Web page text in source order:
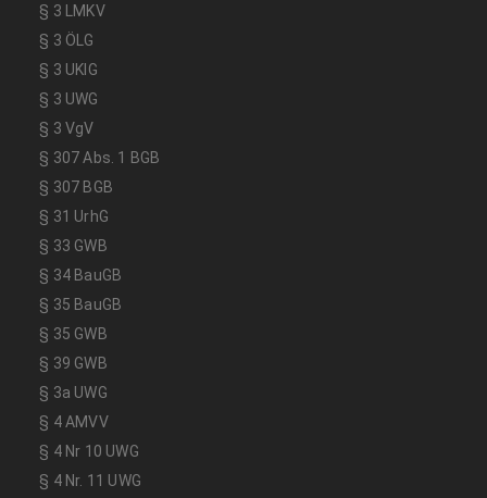
§ 3 LMKV
§ 3 ÖLG
§ 3 UKlG
§ 3 UWG
§ 3 VgV
§ 307 Abs. 1 BGB
§ 307 BGB
§ 31 UrhG
§ 33 GWB
§ 34 BauGB
§ 35 BauGB
§ 35 GWB
§ 39 GWB
§ 3a UWG
§ 4 AMVV
§ 4 Nr 10 UWG
§ 4 Nr. 11 UWG